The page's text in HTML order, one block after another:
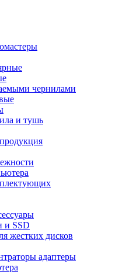
чернилами
и тушь
и SSD
жестких дисков
адаптеры